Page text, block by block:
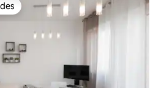
dos hóspedes